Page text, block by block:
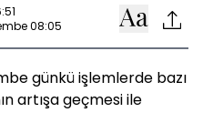
08:05
günkü işlemlerde bazı
artışa geçmesi ile